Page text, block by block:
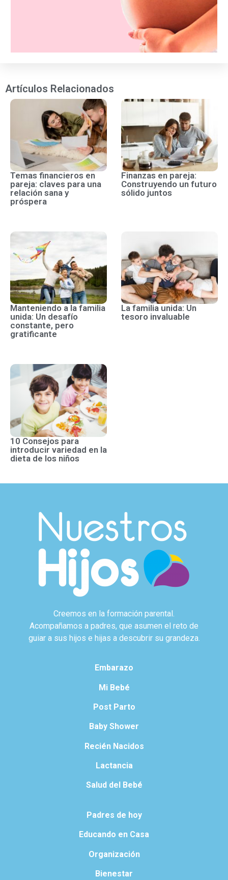
Artículos Relacionados
Temas financieros en
pareja: claves para una
relación sana y
próspera
Finanzas en pareja:
Construyendo un futuro
sólido juntos
Manteniendo a la familia
unida: Un desafío
constante, pero
gratificante
La familia unida: Un
tesoro invaluable
10 Consejos para
introducir variedad en la
dieta de los niños
Creemos en la formación parental.
Acompañamos a padres, que asumen el reto de
guiar a sus hijos e hijas a descubrir su grandeza.
Embarazo
Mi Bebé
Post Parto
Baby Shower
Recién Nacidos
Lactancia
Salud del Bebé
Padres de hoy
Educando en Casa
Organización
Bienestar